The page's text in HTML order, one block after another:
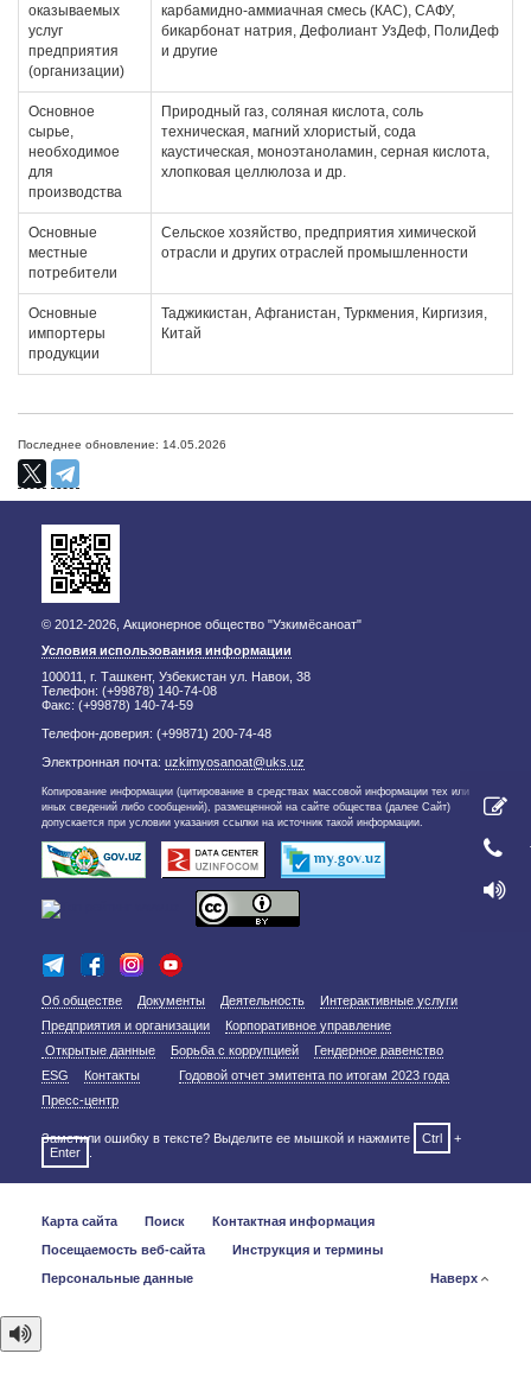
оказываемых
услуг
предприятия
(организации)
карбамидно-аммиачная смесь (КАС), САФУ,
бикарбонат натрия, Дефолиант УзДеф, ПолиДеф
и другие
Основное
сырье,
необходимое
для
производства
Природный газ, соляная кислота, соль
техническая, магний хлористый, сода
каустическая, моноэтаноламин, серная кислота,
хлопковая целлюлоза и др.
Основные
местные
потребители
Сельское хозяйство, предприятия химической
отрасли и других отраслей промышленности
Основные
импортеры
продукции
Таджикистан, Афганистан, Туркмения, Киргизия,
Китай
Последнее обновление: 14.05.2026
© 2012-2026, Акционерное общество "Узкимёсаноат"
Условия использования информации
100011, г. Ташкент, Узбекистан ул. Навои, 38
Телефон: (+99878) 140-74-08
Факс: (+99878) 140-74-59
Телефон-доверия: (+99871) 200-74-48
Электронная почта: uzkimyosanoat@uks.uz
Копирование информации (цитирование в средствах массовой информации тех или
иных сведений либо сообщений), размещенной на сайте общества (далее Сайт)
допускается при условии указания ссылки на источник такой информации.
Об обществе Документы Деятельность
Интерактивные услуги
Предприятия и организации
Корпоративное управление
Открытые данные
Борьба с коррупцией
Гендерное равенство
ESG
Контакты
Годовой отчет эмитента по итогам 2023 года
Пресс-центр
Заметили ошибку в тексте? Выделите ее мышкой и нажмите Ctrl
+
Enter
Карта сайта Поиск
Контактная информация
Посещаемость веб-сайта
Инструкция и термины
Персональные данные
Наверх